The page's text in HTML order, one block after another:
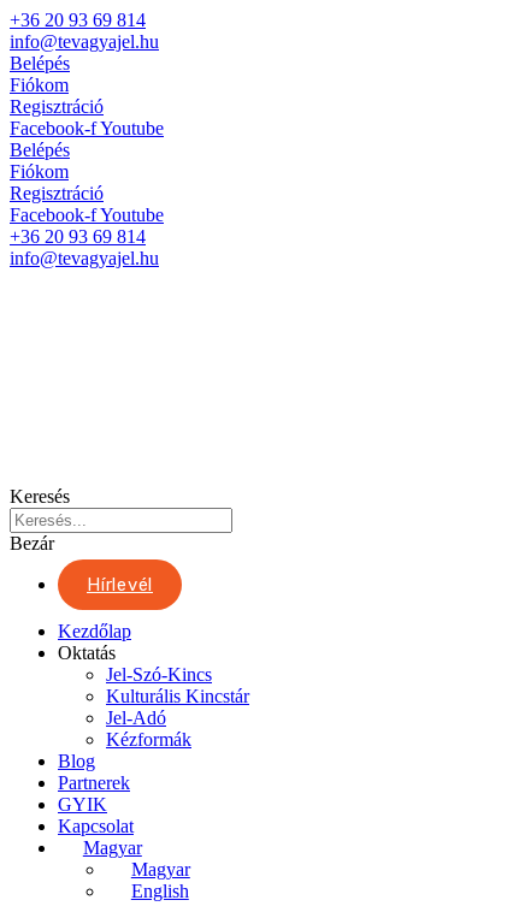
+36 20 93 69 814
info@tevagyajel.hu
Belépés
Fiókom
Regisztráció
Facebook-fYoutube
Belépés
Fiókom
Regisztráció
Facebook-fYoutube
+36 20 93 69 814
info@tevagyajel.hu
Keresés
Bezár
Hírlevél
Kezdőlap
Oktatás
Jel-Szó-Kincs
Kulturális Kincstár
Jel-Adó
Kézformák
Blog
Partnerek
GYIK
Kapcsolat
Magyar
Magyar
English